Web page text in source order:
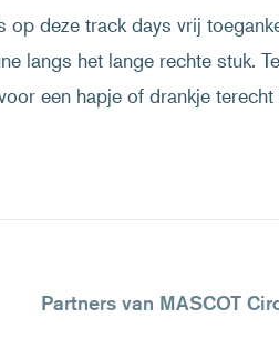
op deze track days vrij
langs het lange rechte stuk.
een hapje of drankje
Partners van MASCOT